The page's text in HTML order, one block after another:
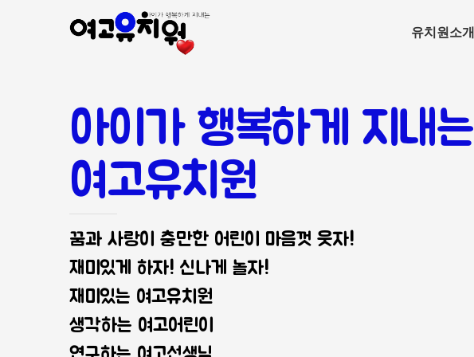
유치원소개
아이가 행복하게 지내는
여고유치원
꿈과 사랑이 충만한 어린이 마음껏 웃자!
재미있게 하자! 신나게 놀자!
재미있는 여고유치원
생각하는 여고어린이